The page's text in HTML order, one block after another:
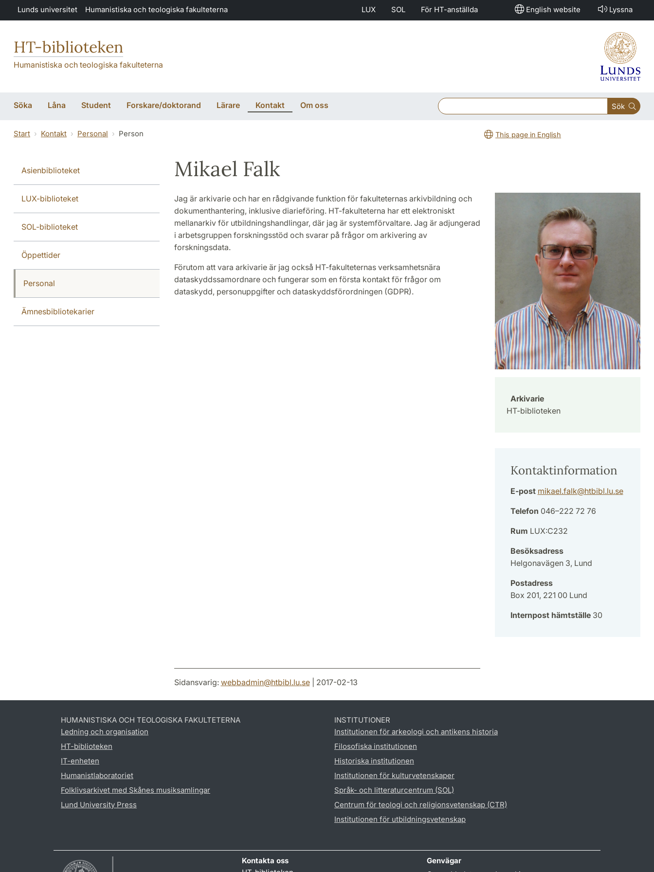
Hoppa till huvudinnehåll
Lunds universitet Humanistiska och teologiska fakulteterna LUX SOL För HT-anställda English website Lyssna
HT-biblioteken
Humanistiska och teologiska fakulteterna
Söka Låna Student Forskare/doktorand Lärare Kontakt Om oss Sök
Start Kontakt Personal Person This page in English
Asienbiblioteket
LUX-biblioteket
SOL-biblioteket
Öppettider
Personal
Ämnesbibliotekarier
Mikael Falk
Jag är arkivarie och har en rådgivande funktion för fakulteternas arkivbildning och
dokumenthantering, inklusive diarieföring. HT-fakulteterna har ett elektroniskt
mellanarkiv för utbildningshandlingar, där jag är systemförvaltare. Jag är adjungerad
i arbetsgruppen forskningsstöd och svarar på frågor om arkivering av
forskningsdata.
Förutom att vara arkivarie är jag också HT-fakulteternas verksamhetsnära
dataskyddssamordnare och fungerar som en första kontakt för frågor om
dataskydd, personuppgifter och dataskyddsförordningen (GDPR).
Arkivarie
HT-biblioteken
Kontaktinformation
E-post mikael.falk@htbibl.lu.se
Telefon 046–222 72 76
Rum LUX:C232
Besöksadress
Helgonavägen 3, Lund
Postadress
Box 201, 221 00 Lund
Internpost hämtställe30
Sidansvarig: webbadmin@htbibl.lu.se| 2017-02-13
HUMANISTISKA OCH TEOLOGISKA FAKULTETERNA
Ledning och organisation
HT-biblioteken
IT-enheten
Humanistlaboratoriet
Folklivsarkivet med Skånes musiksamlingar
Lund University Press
INSTITUTIONER
Institutionen för arkeologi och antikens historia
Filosofiska institutionen
Historiska institutionen
Institutionen för kulturvetenskaper
Språk- och litteraturcentrum (SOL)
Centrum för teologi och religionsvetenskap (CTR)
Institutionen för utbildningsvetenskap
Kontakta oss
Genvägar